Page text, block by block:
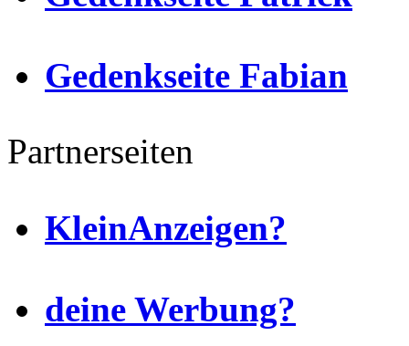
Gedenkseite Fabian
Partnerseiten
KleinAnzeigen?
deine Werbung?